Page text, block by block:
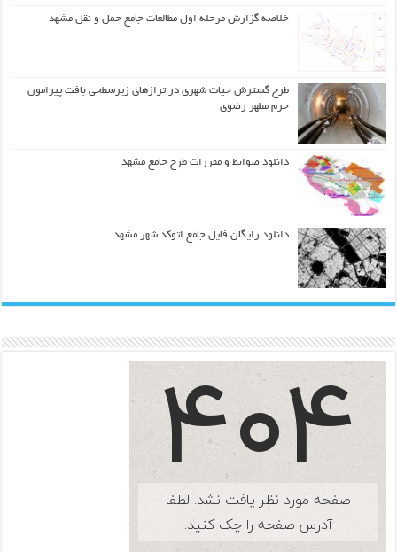
خلاصه گزارش مرحله اول مطالعات جامع حمل و نقل مشهد
طرح گسترش حیات شهري در ترازهاي زیرسطحی بافت پیرامون
حرم مطهر رضوي
دانلود ضوابط و مقررات طرح جامع مشهد
دانلود رایگان فایل جامع اتوکد شهر مشهد